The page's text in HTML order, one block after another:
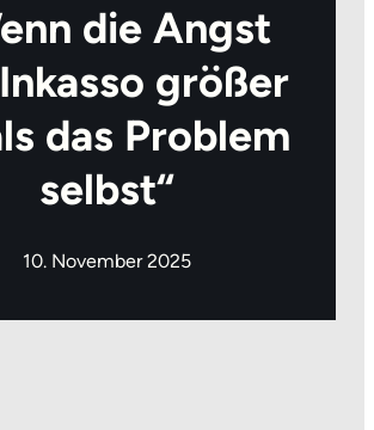
die Angst
größer
das Problem
selbst“
10. November 2025